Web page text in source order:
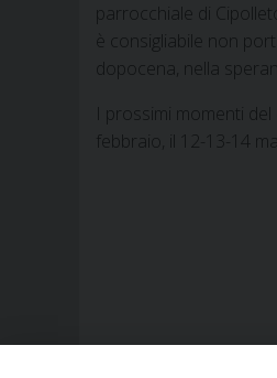
parrocchiale di
è consigliabile non
dopocena, nella
I prossimi momenti
febbraio, il 12-13-14